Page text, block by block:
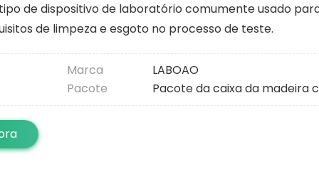
de dispositivo de laboratório comumente usado
de limpeza e esgoto no processo de teste.
Marca
LABOAO
Pacote
Pacote da caixa da madeira